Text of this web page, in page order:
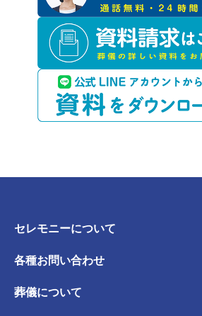
セレモニーについて
各種お問い合わせ
葬儀について